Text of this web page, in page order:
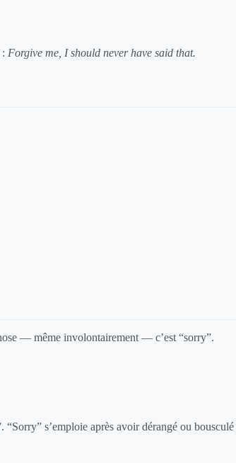
Forgive me, I should never have said that.
— même involontairement — c’est “sorry”.
s’emploie après avoir dérangé ou